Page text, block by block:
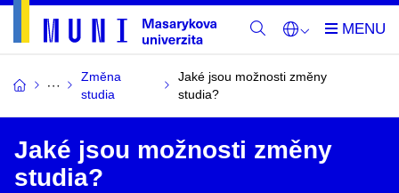
Změna
studia
Jaké jsou možnosti změny
studia?
Jaké jsou možnosti změny
studia?